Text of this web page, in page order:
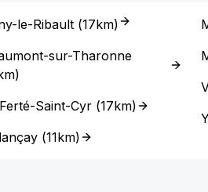
le-Ribault (17km)
sur-Tharonne
)
Saint-Cyr (17km)
(11km)